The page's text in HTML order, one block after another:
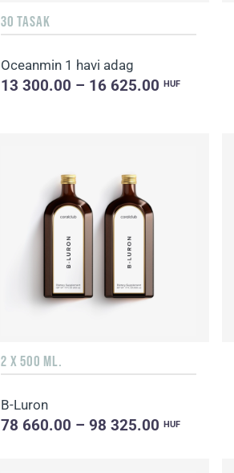
30 TASAK
Oceanmin 1 havi adag
13 300.00 – 16 625.00 HUF
2 X 500 ML.
B-Luron
78 660.00 – 98 325.00 HUF